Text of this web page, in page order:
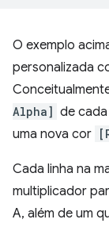
O exemplo
personalizada
Alpha]
de
uma nova cor
Cada linha na
multiplicador
A, além de um